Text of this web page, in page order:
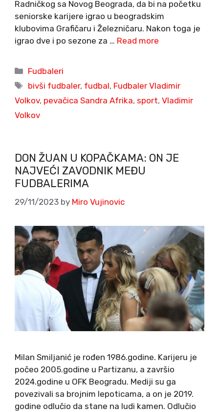
Radničkog sa Novog Beograda, da bi na početku
seniorske karijere igrao u beogradskim
klubovima Grafičaru i Železničaru. Nakon toga je
igrao dve i po sezone za … Read more
Categories
Fudbaleri
Tags
bivši fudbaler, fudbal, Fudbaler Vladimir
Volkov, pevačica Sandra Afrika, sport, Vladimir
Volkov
DON ŽUAN U KOPAČKAMA: ON JE
NAJVEĆI ZAVODNIK MEĐU
FUDBALERIMA
29/11/2023 by Miro Vujinovic
Milan Smiljanić je rođen 1986.godine. Karijeru je
počeo 2005.godine u Partizanu, a završio
2024.godine u OFK Beogradu. Mediji su ga
povezivali sa brojnim lepoticama, a on je 2019.
godine odlučio da stane na ludi kamen. Odlučio